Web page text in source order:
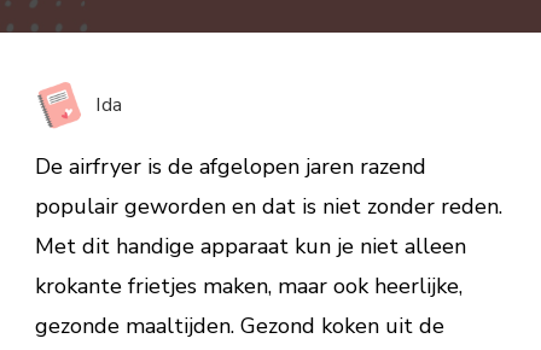
Ida
De airfryer is de afgelopen jaren razend
populair geworden en dat is niet zonder reden.
Met dit handige apparaat kun je niet alleen
krokante frietjes maken, maar ook heerlijke,
gezonde maaltijden. Gezond koken uit de